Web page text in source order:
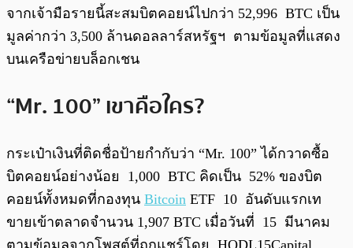
จากเจ้ามือรายนี้สะสมบิตคอยน์ไปกว่า 52,996 BTC เป็น
มูลค่ากว่า 3,500 ล้านดอลลาร์สหรัฐฯ ตามข้อมูลที่แสดง
บนเครือข่ายบล็อกเชน
“Mr. 100” เขาคือใคร?
กระเป๋าเงินที่ติดชื่อป้ายกำกับว่า “Mr. 100” ได้กวาดซื้อ
บิตคอยน์อย่างน้อย 1,000 BTC คิดเป็น 52% ของบิต
คอยน์ทั้งหมดที่กองทุน Bitcoin ETF 10 อันดับแรกเท
ขายเข้าตลาดจำนวน 1,907 BTC เมื่อวันที่ 15 มีนาคม
ตามข้อมูลจากโพสต์ที่ถูกแชร์โดย HODL15Capital